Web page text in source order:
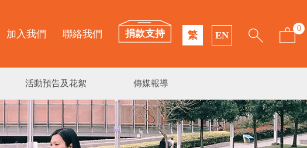
加入我們 聯絡我們 捐款支持 繁 EN
0
活動預告及花絮 傳媒報導